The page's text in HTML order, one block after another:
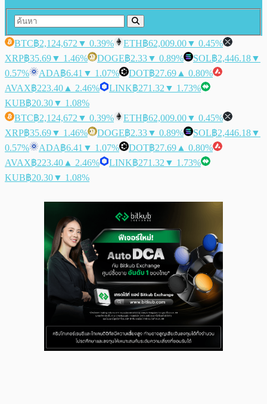
BTC฿2,124,672 ▼ 0.39% ETH฿62,009.00▼ 0.45%
XRP฿35.69▼ 1.46% DOGE฿2.33▼ 0.89% SOL฿2,446.18▼
0.57%
ADA฿6.41 ▼ 1.07% DOT฿27.69 ▲ 0.80%
AVAX฿223.40 ▲ 2.46% LINK฿271.32 ▼ 1.73%
KUB฿20.30▼ 1.08%
BTC฿2,124,672 ▼ 0.39% ETH฿62,009.00▼ 0.45%
XRP฿35.69▼ 1.46% DOGE฿2.33▼ 0.89% SOL฿2,446.18▼
0.57%
ADA฿6.41 ▼ 1.07% DOT฿27.69 ▲ 0.80%
AVAX฿223.40 ▲ 2.46% LINK฿271.32 ▼ 1.73%
KUB฿20.30▼ 1.08%